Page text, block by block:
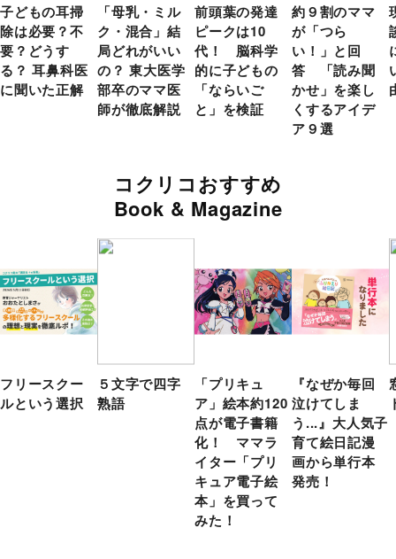
子どもの耳掃
除は必要？不
要？どうす
る？ 耳鼻科医
に聞いた正解
「母乳・ミル
ク・混合」結
局どれがいい
の？ 東大医学
部卒のママ医
師が徹底解説
前頭葉の発達
ピークは10
代！ 脳科学
的に子どもの
「ならいご
と」を検証
約９割のママ
が「つら
い！」と回
答 「読み聞
かせ」を楽し
くするアイデ
ア９選
コクリコおすすめ
Book & Magazine
フリースクー
ルという選択
５文字で四字
熟語
「プリキュ
ア」絵本約120
点が電子書籍
化！ ママラ
イター「プリ
キュア電子絵
本」を買って
みた！
『なぜか毎回
泣けてしま
う...』大人気子
育て絵日記漫
画から単行本
発売！